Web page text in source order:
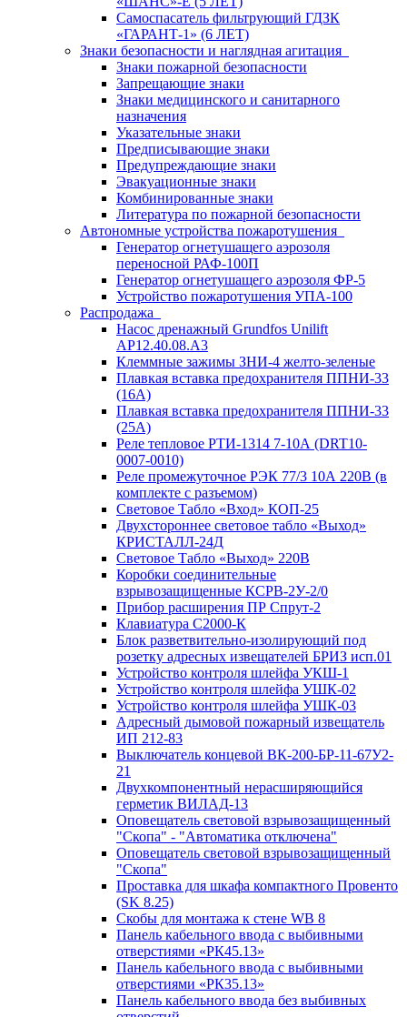
Самоспасатель фильтрующий ГДЗК
«ГАРАНТ-1» (6 ЛЕТ)
Знаки безопасности и наглядная агитация
Знаки пожарной безопасности
Запрещающие знаки
Знаки медицинского и санитарного
назначения
Указательные знаки
Предписывающие знаки
Предупреждающие знаки
Эвакуационные знаки
Комбинированные знаки
Литература по пожарной безопасности
Автономные устройства пожаротушения
Генератор огнетушащего аэрозоля
переносной РАФ-100П
Генератор огнетушащего аэрозоля ФР-5
Устройство пожаротушения УПА-100
Распродажа
Насос дренажный Grundfos Unilift
АP12.40.08.A3
Клеммные зажимы ЗНИ-4 желто-зеленые
Плавкая вставка предохранителя ППНИ-33
(16А)
Плавкая вставка предохранителя ППНИ-33
(25А)
Реле тепловое РТИ-1314 7-10А (DRT10-
0007-0010)
Реле промежуточное РЭК 77/3 10А 220В (в
комплекте с разъемом)
Световое Табло «Вход» КОП-25
Двухстороннее световое табло «Выход»
КРИСТАЛЛ-24Д
Световое Табло «Выход» 220В
Коробки соединительные
взрывозащищенные КСРВ-2У-2/0
Прибор расширения ПР Спрут-2
Клавиатура С2000-К
Блок разветвительно-изолирующий под
розетку адресных извещателей БРИЗ исп.01
Устройство контроля шлейфа УКШ-1
Устройство контроля шлейфа УШК-02
Устройство контроля шлейфа УШК-03
Адресный дымовой пожарный извещатель
ИП 212-83
Выключатель концевой ВК-200-БР-11-67У2-
21
Двухкомпонентный нерасширяющийся
герметик ВИЛАД-13
Оповещатель световой взрывозащищенный
"Скопа" - "Автоматика отключена"
Оповещатель световой взрывозащищенный
"Скопа"
Проставка для шкафа компактного Провенто
(SK 8.25)
Скобы для монтажа к стене WB 8
Панель кабельного ввода с выбивными
отверстиями «РК45.13»
Панель кабельного ввода с выбивными
отверстиями «РК35.13»
Панель кабельного ввода без выбивных